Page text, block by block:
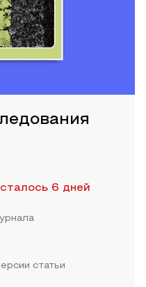
6 дней
статьи